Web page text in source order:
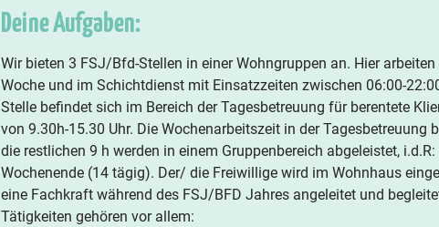
Deine Aufgaben:
Wir bieten 3 FSJ/Bfd-Stellen in einer Wohngruppen an. Hier
Woche und im Schichtdienst mit Einsatzzeiten zwischen 06:00-
Stelle befindet sich im Bereich der Tagesbetreuung für berentete
von 9.30h-15.30 Uhr. Die Wochenarbeitszeit in der Tagesbetreuung
die restlichen 9 h werden in einem Gruppenbereich abgeleistet,
Wochenende (14 tägig). Der/ die Freiwillige wird im Wohnhaus
eine Fachkraft während des FSJ/BFD Jahres angeleitet und
Tätigkeiten gehören vor allem: